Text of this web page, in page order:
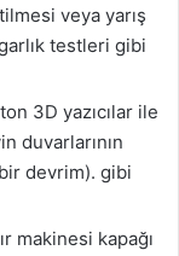
veya yarış
testleri gibi
3D yazıcılar ile
duvarlarının
devrim). gibi
makinesi kapağı